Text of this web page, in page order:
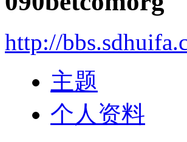
http://
主题
个人资料